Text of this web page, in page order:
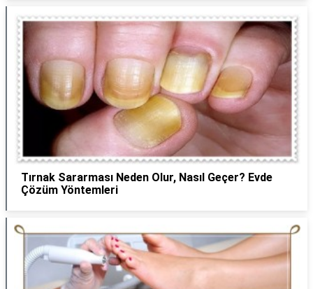
Tırnak Sararması Neden Olur, Nasıl Geçer? Evde
Çözüm Yöntemleri